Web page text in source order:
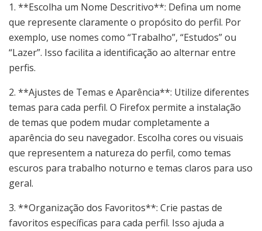
1. **Escolha um Nome Descritivo**: Defina um nome
que represente claramente o propósito do perfil. Por
exemplo, use nomes como “Trabalho”, “Estudos” ou
“Lazer”. Isso facilita a identificação ao alternar entre
perfis.
2. **Ajustes de Temas e Aparência**: Utilize diferentes
temas para cada perfil. O Firefox permite a instalação
de temas que podem mudar completamente a
aparência do seu navegador. Escolha cores ou visuais
que representem a natureza do perfil, como temas
escuros para trabalho noturno e temas claros para uso
geral.
3. **Organização dos Favoritos**: Crie pastas de
favoritos específicas para cada perfil. Isso ajuda a